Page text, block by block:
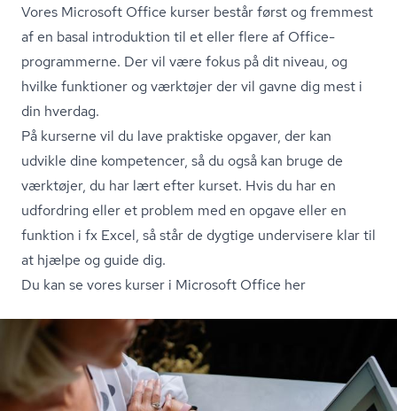
Vores Microsoft Office kurser består først og fremmest
af en basal introduktion til et eller flere af Office-
programmerne. Der vil være fokus på dit niveau, og
hvilke funktioner og værktøjer der vil gavne dig mest i
din hverdag.
På kurserne vil du lave praktiske opgaver, der kan
udvikle dine kompetencer, så du også kan bruge de
værktøjer, du har lært efter kurset. Hvis du har en
udfordring eller et problem med en opgave eller en
funktion i fx Excel, så står de dygtige undervisere klar til
at hjælpe og guide dig.
Du kan se vores kurser i Microsoft Office her